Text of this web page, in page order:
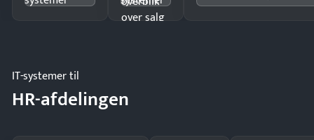
over salg
IT-systemer til
HR-afdelingen